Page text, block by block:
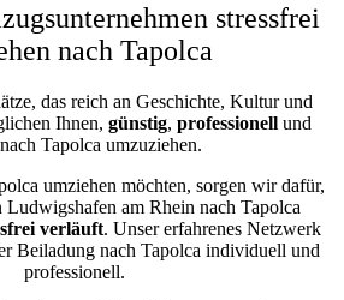
stressfrei
nach Tapolca
das reich an Geschichte, Kultur und
Ihnen, günstig, professionell und
nach Tapolca umzuziehen.
umziehen möchten, sorgen wir dafür,
am Rhein nach Tapolca
verläuft. Unser erfahrenes Netzwerk
Beiladung nach Tapolca individuell und
professionell.